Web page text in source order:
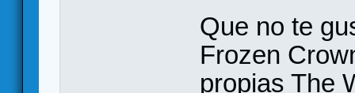
Que no te
Frozen
propias The